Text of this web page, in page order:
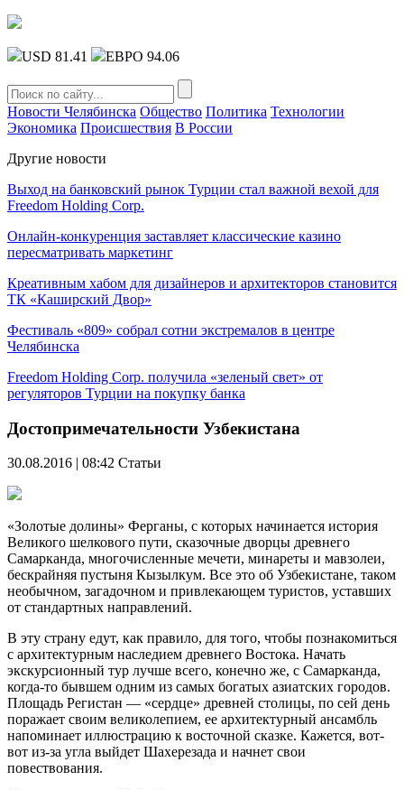
USD 81.41 ЕВРО 94.06
Новости Челябинска Общество Политика Технологии
Экономика Происшествия В России
Другие новости
Выход на банковский рынок Турции стал важной вехой для
Freedom Holding Corp.
Онлайн-конкуренция заставляет классические казино
пересматривать маркетинг
Креативным хабом для дизайнеров и архитекторов становится
ТК «Каширский Двор»
Фестиваль «809» собрал сотни экстремалов в центре
Челябинска
Freedom Holding Corp. получила «зеленый свет» от
регуляторов Турции на покупку банка
Достопримечательности Узбекистана
30.08.2016 | 08:42 Статьи
«Золотые долины» Ферганы, с которых начинается история
Великого шелкового пути, сказочные дворцы древнего
Самарканда, многочисленные мечети, минареты и мавзолеи,
бескрайняя пустыня Кызылкум. Все это об Узбекистане, таком
необычном, загадочном и привлекающем туристов, уставших
от стандартных направлений.
В эту страну едут, как правило, для того, чтобы познакомиться
с архитектурным наследием древнего Востока. Начать
экскурсионный тур лучше всего, конечно же, с Самарканда,
когда-то бывшем одним из самых богатых азиатских городов.
Площадь Регистан — «сердце» древней столицы, по сей день
поражает своим великолепием, ее архитектурный ансамбль
напоминает иллюстрацию к восточной сказке. Кажется, вот-
вот из-за угла выйдет Шахерезада и начнет свои
повествования.